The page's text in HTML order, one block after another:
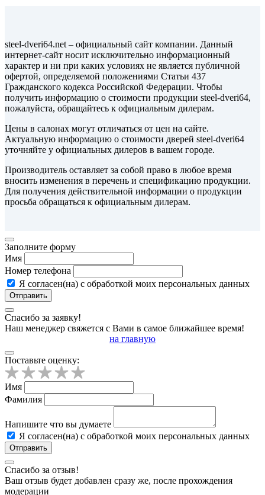
steel-dveri64.net – официальный сайт компании. Данный
интернет-сайт носит исключительно информационный
характер и ни при каких условиях не является публичной
офертой, определяемой положениями Статьи 437
Гражданского кодекса Российской Федерации. Чтобы
получить информацию о стоимости продукции steel-dveri64,
пожалуйста, обращайтесь к официальным дилерам.
Цены в салонах могут отличаться от цен на сайте.
Актуальную информацию о стоимости дверей steel-dveri64
уточняйте у официальных дилеров в вашем городе.
Производитель оставляет за собой право в любое время
вносить изменения в перечень и спецификацию продукции.
Для получения действительной информации о продукции
просьба обращаться к официальным дилерам.
Заполните форму
Имя
Номер телефона
Я согласен(на) с обработкой моих персональных данных
Отправить
Спасибо за заявку!
Наш менеджер свяжется с Вами в самое ближайшее время!
на главную
Поставьте оценку:
Имя
Фамилия
Напишите что вы думаете
Я согласен(на) с обработкой моих персональных данных
Отправить
Спасибо за отзыв!
Ваш отзыв будет добавлен сразу же, после прохождения
модерации